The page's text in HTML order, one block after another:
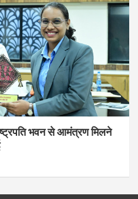
भवन से आमंत्रण मिलने